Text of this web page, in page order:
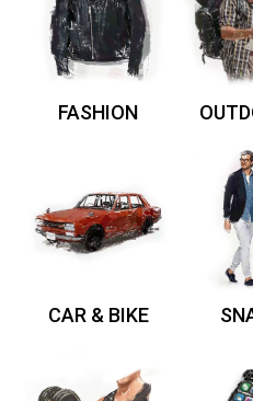
FASHION
CAR & BIKE